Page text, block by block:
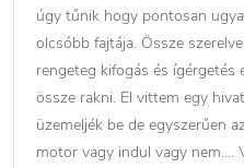
úgy tűnik hogy pontosan
olcsóbb fajtája. Össze
rengeteg kifogás és ígérgetés
össze rakni. El vittem egy
üzemeljék be de egyszerűen
motor vagy indul vagy nem….